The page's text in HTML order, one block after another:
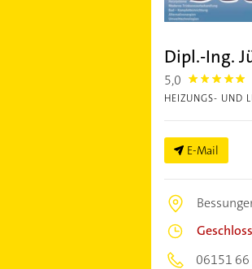
Dipl.-Ing.
5,0 5.0
HEIZUNGS- UND
E-Mail
06151